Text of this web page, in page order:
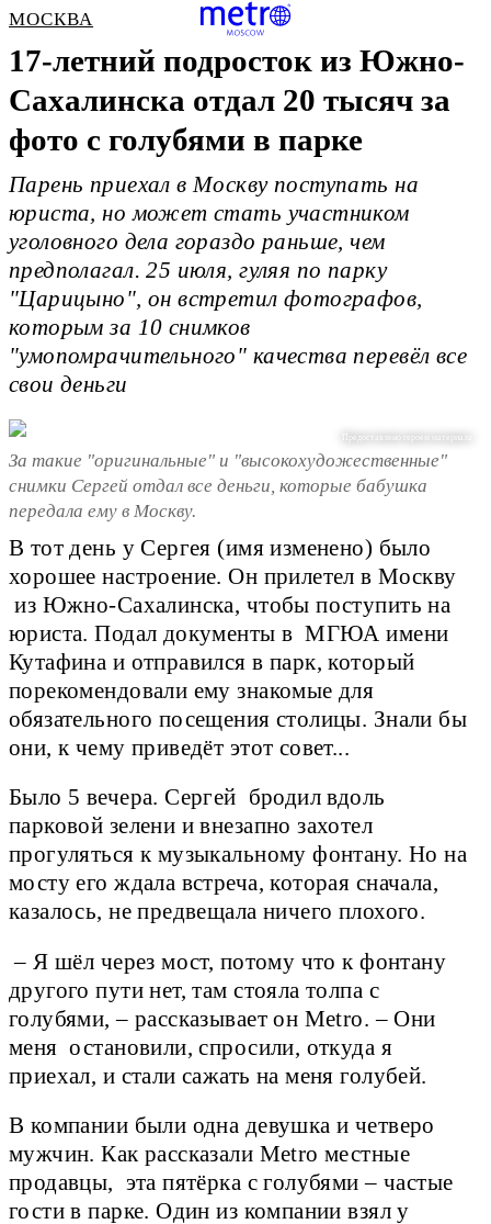
МОСКВА
17-летний подросток из Южно-
Сахалинска отдал 20 тысяч за
фото с голубями в парке
Парень приехал в Москву поступать на
юриста, но может стать участником
уголовного дела гораздо раньше, чем
предполагал. 25 июля, гуляя по парку
"Царицыно", он встретил фотографов,
которым за 10 снимков
"умопомрачительного" качества перевёл все
свои деньги
Предоставлено героем материала
За такие "оригинальные" и "высокохудожественные"
снимки Сергей отдал все деньги, которые бабушка
передала ему в Москву.
В тот день у Сергея (имя изменено) было
хорошее настроение. Он прилетел в Москву
из Южно-Сахалинска, чтобы поступить на
юриста. Подал документы в МГЮА имени
Кутафина и отправился в парк, который
порекомендовали ему знакомые для
обязательного посещения столицы. Знали бы
они, к чему приведёт этот совет...
Было 5 вечера. Сергей бродил вдоль
парковой зелени и внезапно захотел
прогуляться к музыкальному фонтану. Но на
мосту его ждала встреча, которая сначала,
казалось, не предвещала ничего плохого.
– Я шёл через мост, потому что к фонтану
другого пути нет, там стояла толпа с
голубями, – рассказывает он Metro. – Они
меня остановили, спросили, откуда я
приехал, и стали сажать на меня голубей.
В компании были одна девушка и четверо
мужчин. Как рассказали Metro местные
продавцы, эта пятёрка с голубями – частые
гости в парке. Один из компании взял у